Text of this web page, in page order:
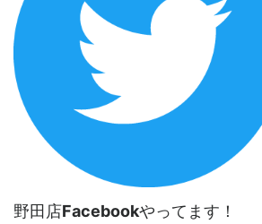
野田店Facebookやってます！